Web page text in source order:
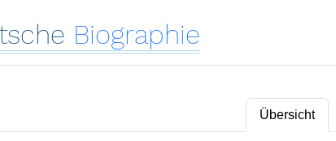
Biographie
Übersicht